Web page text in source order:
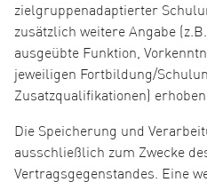
zielgruppenadaptierter
zusätzlich weitere Angabe
ausgeübte Funktion,
jeweiligen Fortbildung/
Zusatzqualifikationen)
Die Speicherung und
ausschließlich zum Zwecke
Vertragsgegenstandes. Eine